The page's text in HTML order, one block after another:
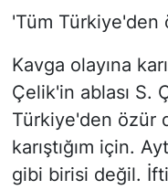
'Tüm Türkiye'den
Kavga olayına
Çelik'in ablası S.
Türkiye'den özür
karıştığım için.
gibi birisi değil.